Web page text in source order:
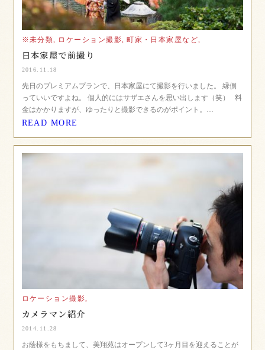
※未分類, ロケーション撮影, 町家・日本家屋など,
日本家屋で前撮り
2016.11.18
先日のプレミアムプランで、日本家屋にて撮影を行いました。 縁側
っていいですよね。 個人的にはサザエさんを思い出します（笑） 料
金はかかりますが、ゆったりと撮影できるのがポイント。…
READ MORE
ロケーション撮影,
カメラマン紹介
2014.11.28
お蔭様をもちまして、美翔苑はオープンして3ヶ月目を迎えることが